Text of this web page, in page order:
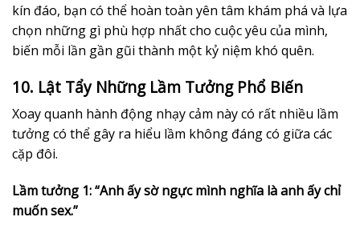
kín đáo, bạn có thể hoàn toàn yên tâm khám phá và lựa
chọn những gì phù hợp nhất cho cuộc yêu của mình,
biến mỗi lần gần gũi thành một kỷ niệm khó quên.
10. Lật Tẩy Những Lầm Tưởng Phổ Biến
Xoay quanh hành động nhạy cảm này có rất nhiều lầm
tưởng có thể gây ra hiểu lầm không đáng có giữa các
cặp đôi.
Lầm tưởng 1: “Anh ấy sờ ngực mình nghĩa là anh ấy chỉ
muốn sex.”